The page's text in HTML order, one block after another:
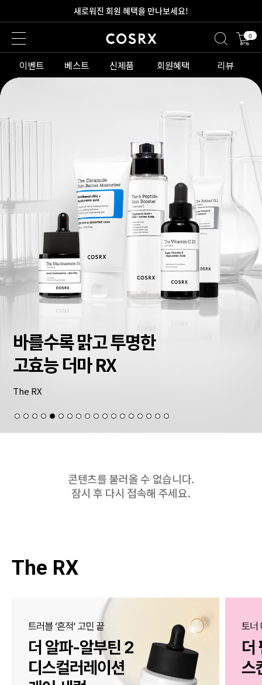
새로워진 회원 혜택을 만나보세요!
2만원 이상 무료 배송 0
이벤트 베스트 신제품 회원혜택 리뷰
바를수록 맑고 투명한
고효능 더마 RX
The RX
콘텐츠를 불러올 수 없습니다.
잠시 후 다시 접속해 주세요.
The RX